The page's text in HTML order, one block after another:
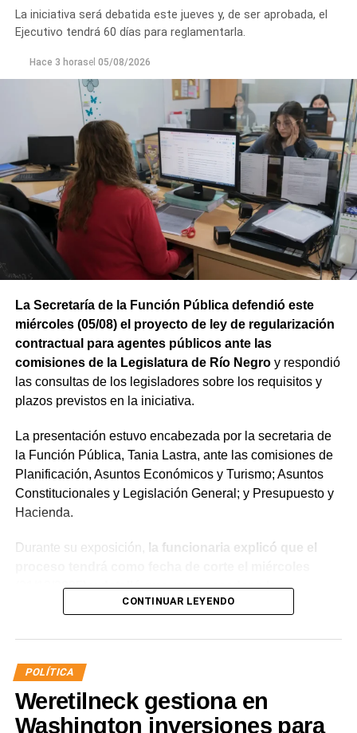
La iniciativa será debatida este jueves y, de ser aprobada, el
Ejecutivo tendrá 60 días para reglamentarla.
Hace 3 horasel 05/08/2026
La Secretaría de la Función Pública defendió este
miércoles (05/08) el proyecto de ley de regularización
contractual para agentes públicos ante las
comisiones de la Legislatura de Río Negroy respondió
las consultas de los legisladores sobre los requisitos y
plazos previstos en la iniciativa.
La presentación estuvo encabezada por la secretaria de
la Función Pública, Tania Lastra, ante las comisiones de
Planificación, Asuntos Económicos y Turismo; Asuntos
Constitucionales y Legislación General; y Presupuesto y
Hacienda.
Durante su exposición,
la funcionaria explicó que el
(31/12/2025) y detalló que, para acceder a la
estabilidad, los agentes deberán aprobar el examen
Administración Pública (IPAP), no registrar sanciones
superiores a 10 días de suspensión ante la Junta de
Disciplina, contar con un informe favorable y acreditar
aptitud psicofísica mediante la Junta Médica
Provincial.
CONTINUAR LEYENDO
POLÍTICA
Weretilneck gestiona en
Washington inversiones para